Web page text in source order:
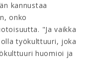
kannustaa
onko
"Ja vaikka
työkulttuuri, joka
huomioi ja